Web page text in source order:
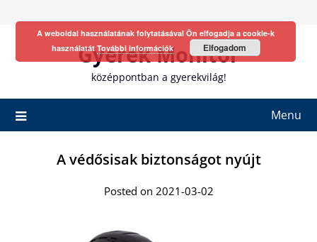
Gyerek Monitor
középpontban a gyerekvilág!
Menu
A védősisak biztonságot nyújt
Posted on 2021-03-02
A weboldal használatának folytatásával Ön elfogadja a cookie-k
használatát További információk Elfogadom